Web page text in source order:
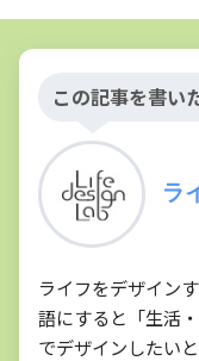
この記事を書い
ラ
ライフをデザイン
語にすると「生活
でデザインしたい